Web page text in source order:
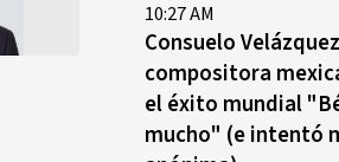
10:27 AM
Consuelo
compositora
el éxito mundial
mucho" (e intentó